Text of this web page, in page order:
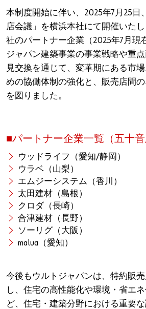
本制度開始に伴い、2025年7月25日
店会議」を横浜本社にて開催いた
社のパートナー企業（2025年7月現
ジャパン建築事業の事業戦略や重
見交換を通じて、変革期にある市
めの協働体制の強化と、販売店間
を図りました。
■パートナー企業一覧（五十音
ウッドライフ（愛知/静岡）
ウラベ（山梨）
エムジーシステム（香川）
太田建材（島根）
クロダ（長崎）
合津建材（長野）
ソーリグ（大阪）
malua（愛知）
今後もウルトジャパンは、特約販
し、住宅の高性能化や環境・省エ
ど、住宅・建築分野における重要